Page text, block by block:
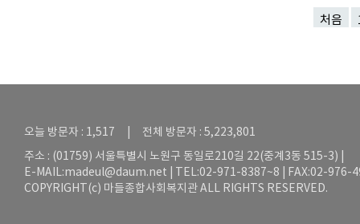
처음
오늘 방문자 : 1,517 | 전체 방문자 : 5,223,801
주소 : (01759) 서울특별시 노원구 동일로210길 22(중계3동 515-3) |
E-MAIL:madeul@daum.net | TEL:02-971-8387~8 | FAX:02-976-
COPYRIGHT(c) 마들종합사회복지관 ALL RIGHTS RESERVED.